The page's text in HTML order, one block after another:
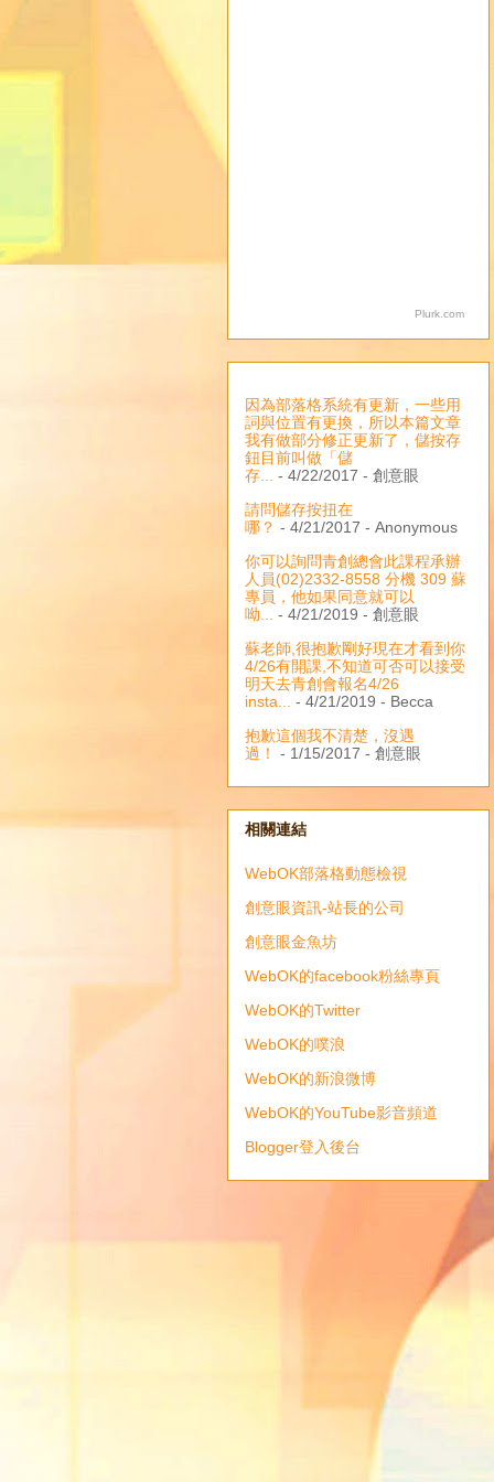
Plurk.com
因為部落格系統有更新，一些用
詞與位置有更換，所以本篇文章
我有做部分修正更新了，儲按存
鈕目前叫做「儲
存...
- 4/22/2017 - 創意眼
請問儲存按扭在
哪？ - 4/21/2017 - Anonymous
你可以詢問青創總會此課程承辦
人員(02)2332-8558 分機 309 蘇
專員，他如果同意就可以
呦...
- 4/21/2019 - 創意眼
蘇老師,很抱歉剛好現在才看到你
4/26有開課,不知道可否可以接受
明天去青創會報名4/26
insta...
- 4/21/2019 - Becca
抱歉這個我不清楚，沒遇
過！
- 1/15/2017 - 創意眼
相關連結
WebOK部落格動態檢視
創意眼資訊-站長的公司
創意眼金魚坊
WebOK的facebook粉絲專頁
WebOK的Twitter
WebOK的噗浪
WebOK的新浪微博
WebOK的YouTube影音頻道
Blogger登入後台